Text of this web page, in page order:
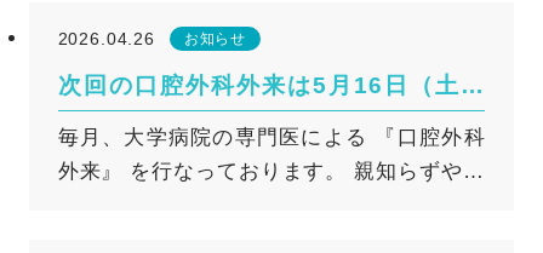
2026.04.26 お知らせ
次回の口腔外科外来は5月16日（土）
です
毎月、大学病院の専門医による 『口腔外科
外来』 を行なっております。 親知らずや口